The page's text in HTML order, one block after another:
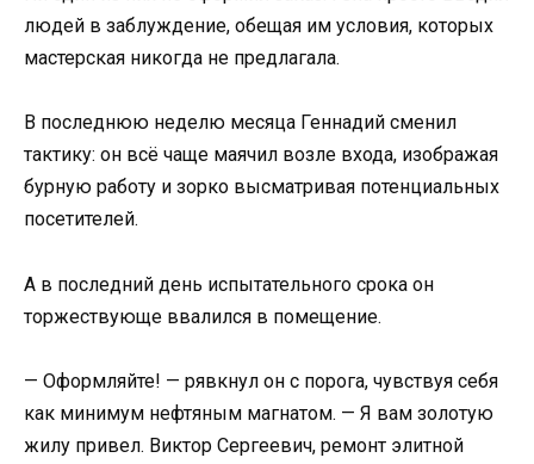
людей в заблуждение, обещая им условия, которых
мастерская никогда не предлагала.
В последнюю неделю месяца Геннадий сменил
тактику: он всё чаще маячил возле входа, изображая
бурную работу и зорко высматривая потенциальных
посетителей.
А в последний день испытательного срока он
торжествующе ввалился в помещение.
— Оформляйте! — рявкнул он с порога, чувствуя себя
как минимум нефтяным магнатом. — Я вам золотую
жилу привел. Виктор Сергеевич, ремонт элитной